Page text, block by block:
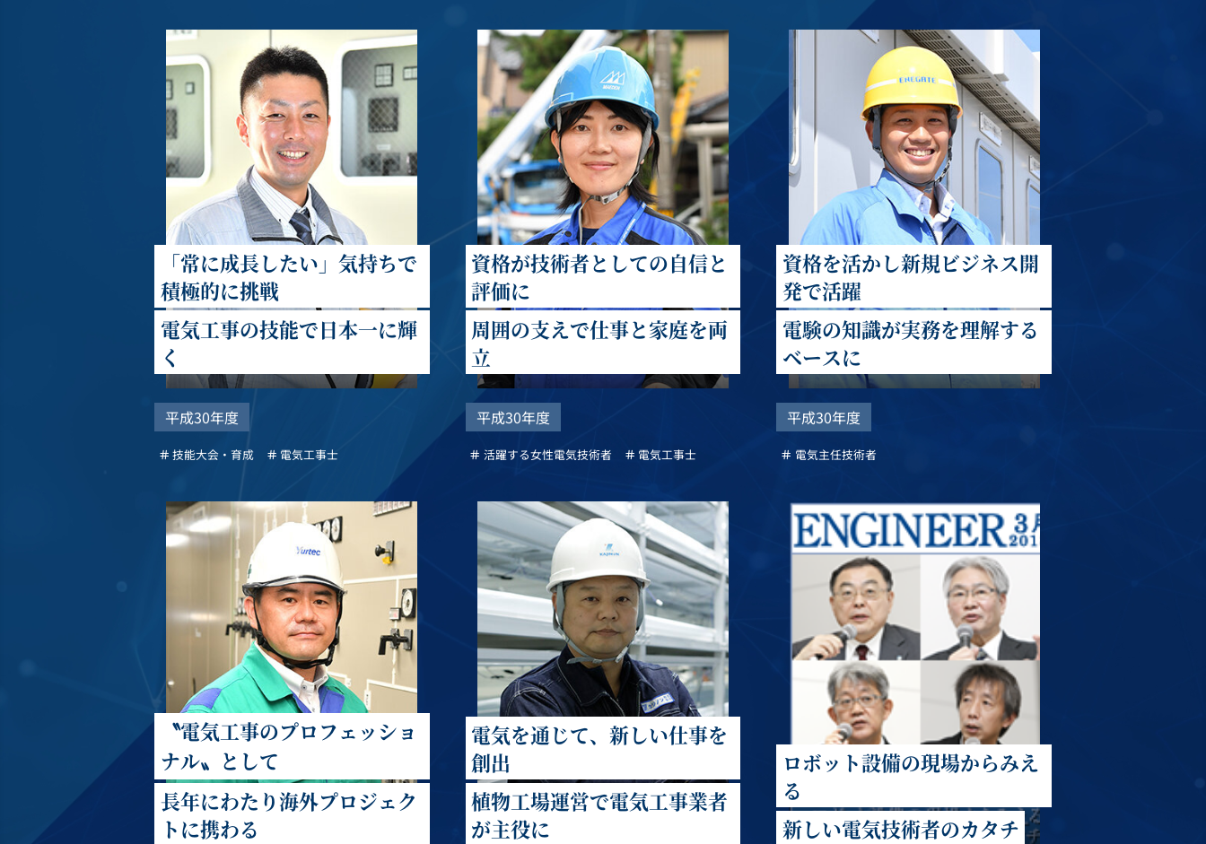
「常に成長したい」気持ちで
積極的に挑戦
電気工事の技能で日本一に輝
く
平成30年度
技能大会・育成 電気工事士
資格が技術者としての自信と
評価に
周囲の支えで仕事と家庭を両
立
平成30年度
活躍する女性電気技術者 電気工事士
資格を活かし新規ビジネス開
発で活躍
電験の知識が実務を理解する
ベースに
平成30年度
電気主任技術者
〝電気工事のプロフェッショ
ナル〟として
長年にわたり海外プロジェク
トに携わる
電気を通じて、新しい仕事を
創出
植物工場運営で電気工事業者
が主役に
ロボット設備の現場からみえ
る
新しい電気技術者のカタチ